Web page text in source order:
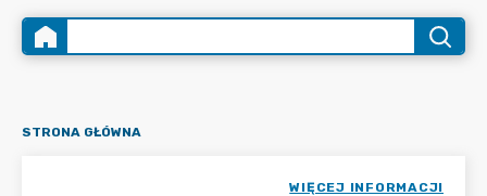
STRONA GŁÓWNA
WIĘCEJ INFORMACJI